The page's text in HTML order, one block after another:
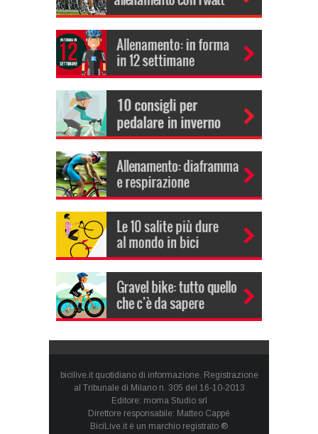
bicilive.it quotidiano di informazione. Registrazione
al Tribunale di Milano n. 305 del 16-10-2013
Editore: moma Studio srl
Direttore responsabile: Matteo Cappè
BiciLive.it è un marchio registrato ®